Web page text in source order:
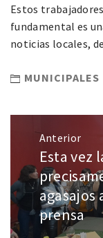
Estos
fundamental es
noticias locales,
MUNICIPALES
Anterior
Esta vez
agasajos
prensa